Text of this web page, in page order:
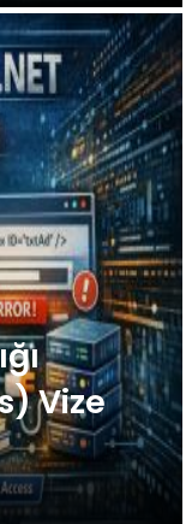
Vize